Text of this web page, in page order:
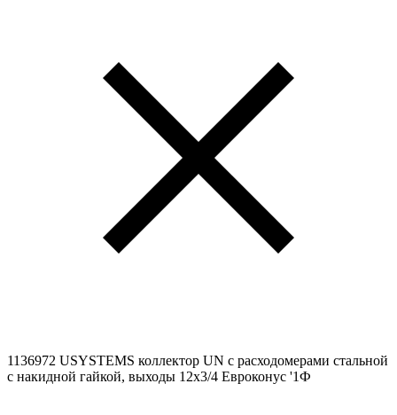
1136972 USYSTEMS коллектор UN с расходомерами стальной
с накидной гайкой, выходы 12x3/4 Евроконус '1Ф